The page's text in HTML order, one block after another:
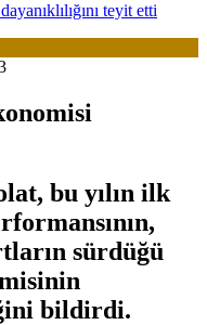
teyit etti
bu yılın ilk
sürdüğü
bildirdi.